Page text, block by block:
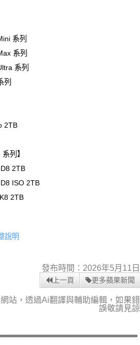
系列
系列
系列
列
2TB
列】
2TB
ISO 2TB
2TB
說明
發布時間：2026年5月11日
上一頁 更多蘋果新聞
站，透過Ai翻譯與輔助編輯，如果錯
誤敬請見諒